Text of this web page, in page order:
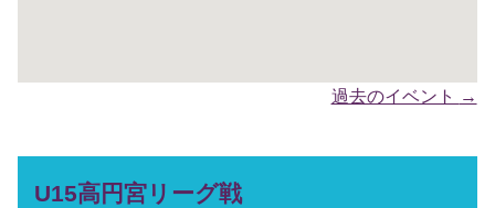
過去のイベント →
U15高円宮リーグ戦